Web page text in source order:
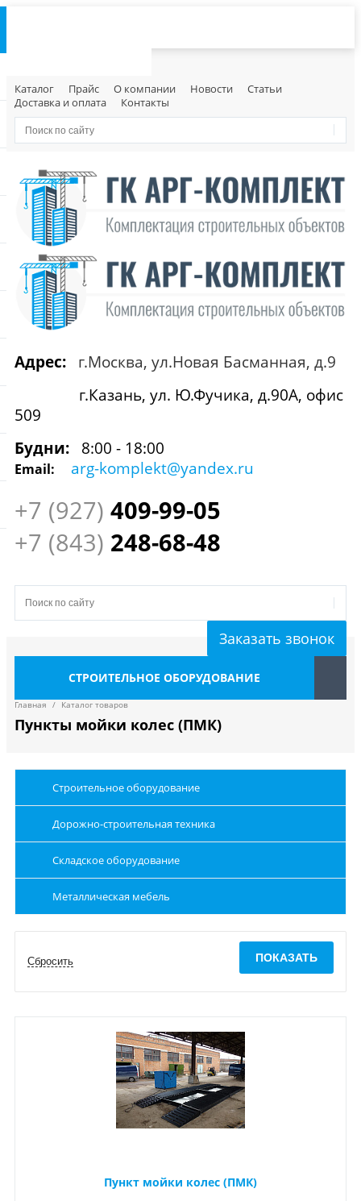
Каталог Прайс О компании Новости
Статьи
Доставка и оплата
Контакты
Адрес:
г.Москва, ул.Новая Басманная, д.9
г.Казань, ул. Ю.Фучика, д.90А, офис
509
Будни:
8:00 - 18:00
Email: arg-komplekt@yandex.ru
+7 (927) 409-99-05
+7 (843) 248-68-48
Заказать звонок
СТРОИТЕЛЬНОЕ ОБОРУДОВАНИЕ
Главная / Каталог товаров
Пункты мойки колес (ПМК)
Строительное оборудование
Дорожно-строительная техника
Складское оборудование
Металлическая мебель
Пункт мойки колес (ПМК)